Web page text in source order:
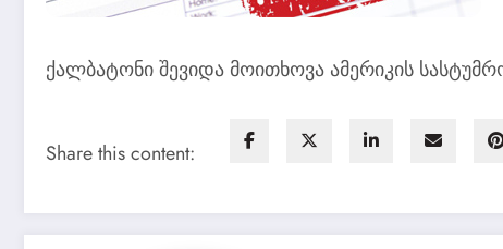
ქალბატონი შევიდა მოითხოვა ამერიკის
Share this content: